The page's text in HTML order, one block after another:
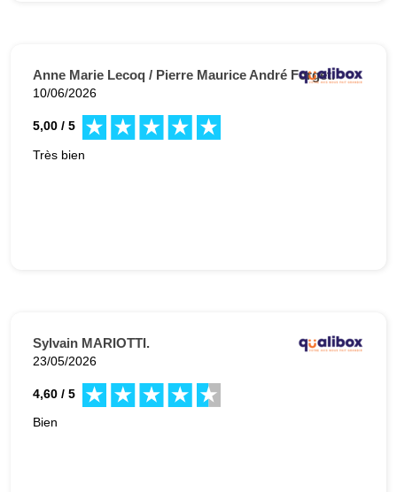
Anne Marie Lecoq / Pierre Maurice André Forget.
10/06/2026
5,00 / 5
Très bien
Sylvain MARIOTTI.
23/05/2026
4,60 / 5
Bien